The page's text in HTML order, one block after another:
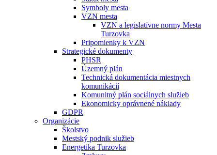
Symboly mesta
VZN mesta
VZN a legislatívne normy Mesta
Turzovka
Pripomienky k VZN
Strategické dokumenty
PHSR
Územný plán
Technická dokumentácia miestnych
komunikácií
Komunitný plán sociálnych služieb
Ekonomicky oprávnené náklady
GDPR
Organizácie
Školstvo
Mestský podnik služieb
Energetika Turzovka